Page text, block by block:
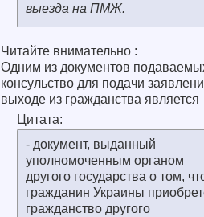
выезда на ПМЖ.
Читайте внимательно :
Одним из документов
консульство для подачи
выходе из гражданства является
Цитата:
- документ, выданный
уполномоченным органом
другого государства о том,
гражданин Украины
гражданство другого